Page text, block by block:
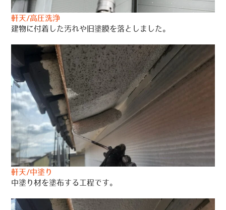
軒天/高圧洗浄
建物に付着した汚れや旧塗膜を落としました。
軒天/中塗り
中塗り材を塗布する工程です。